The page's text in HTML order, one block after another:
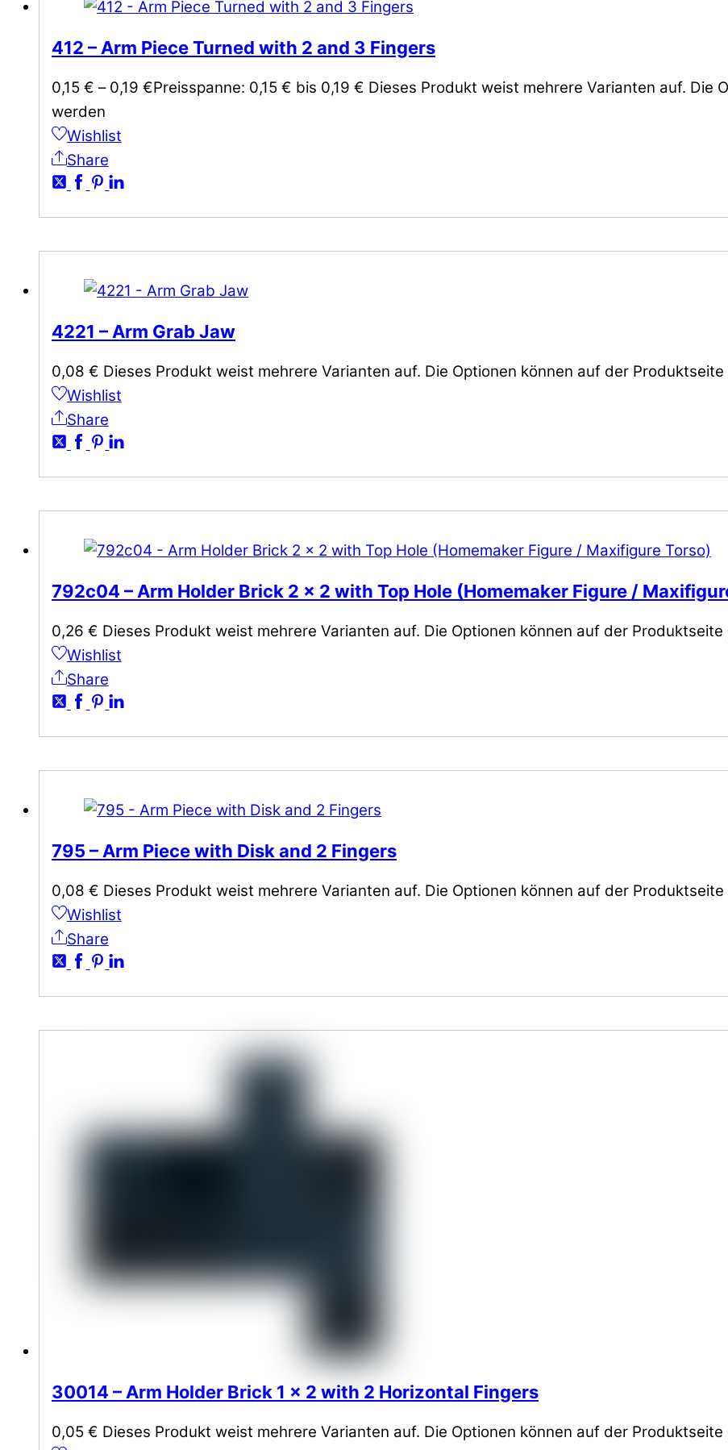
412 – Arm Piece Turned with 2 and 3 Fingers
0,15 € – 0,19 €Preisspanne: 0,15 € bis 0,19 € Dieses Produkt weist mehrere Varianten auf. Die
werden
Wishlist
Share
4221 – Arm Grab Jaw
0,08 € Dieses Produkt weist mehrere Varianten auf. Die Optionen können auf der
Wishlist
Share
792c04 – Arm Holder Brick 2 x 2 with Top Hole (Homemaker Figure /
0,26 € Dieses Produkt weist mehrere Varianten auf. Die Optionen können auf der
Wishlist
Share
795 – Arm Piece with Disk and 2 Fingers
0,08 € Dieses Produkt weist mehrere Varianten auf. Die Optionen können auf der
Wishlist
Share
30014 – Arm Holder Brick 1 x 2 with 2 Horizontal Fingers
0,05 € Dieses Produkt weist mehrere Varianten auf. Die Optionen können auf der